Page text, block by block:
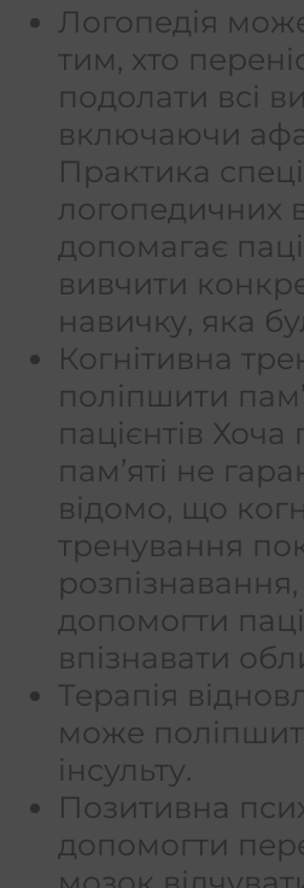
Логопедія
тим, хто
подолати всі
включаючи
Практика
логопедичних
допомагає
вивчити
навичку, яка
Когнітивна
поліпшити
пацієнтів
пам’яті не
відомо, що
тренування
допомогти
впізнавати
Терапія
може
інсульту.
Позитивна
допомогти